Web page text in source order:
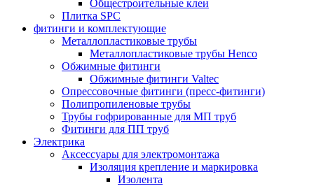
Общестроительные клеи
Плитка SPC
фитинги и комплектующие
Металлопластиковые трубы
Металлопластиковые трубы Henco
Обжимные фитинги
Обжимные фитинги Valtec
Опрессовочные фитинги (пресс-фитинги)
Полипропиленовые трубы
Трубы гофрированные для МП труб
Фитинги для ПП труб
Электрика
Аксессуары для электромонтажа
Изоляция крепление и маркировка
Изолента